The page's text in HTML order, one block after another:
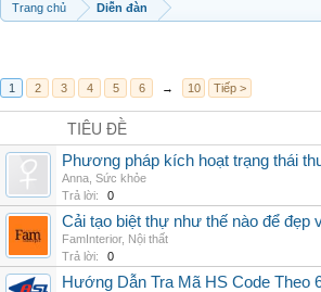
Trang chủ Diễn đàn
1 2 3 4 5 6 → 10 Tiếp >
TIÊU ĐỀ
Phương pháp kích hoạt trạng thái
Anna Sức khỏe
Trả lời:
0
Cải tạo biệt thự như thế nào để đẹp
FamInterior, Nội thất
Trả lời:
0
Hướng Dẫn Tra Mã HS Code Theo